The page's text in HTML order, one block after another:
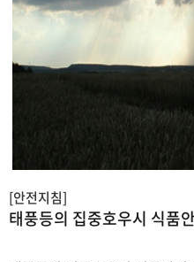
태풍등의 집중호우시 식품
[안전지침]